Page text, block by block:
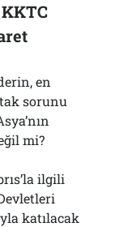
en
sorunu
mi?
ilgili
katılacak